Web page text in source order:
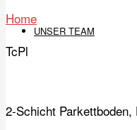
UNSER TEAM
Home
TcPl
2-Schicht